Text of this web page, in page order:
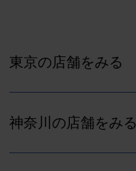
東京の店舗をみる
神奈川の店舗をみる